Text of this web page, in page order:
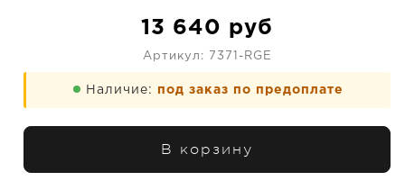
13 640 руб
Артикул: 7371-RGE
Наличие: под заказ по предоплате
В корзину